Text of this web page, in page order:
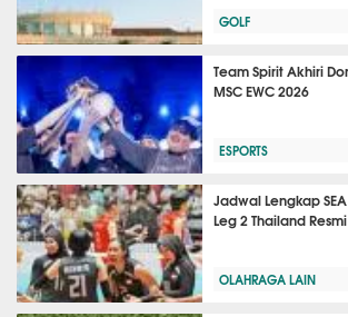
GOLF
Team Spirit Akhiri
MSC EWC 2026
ESPORTS
Jadwal Lengkap
Leg 2 Thailand
OLAHRAGA LAIN